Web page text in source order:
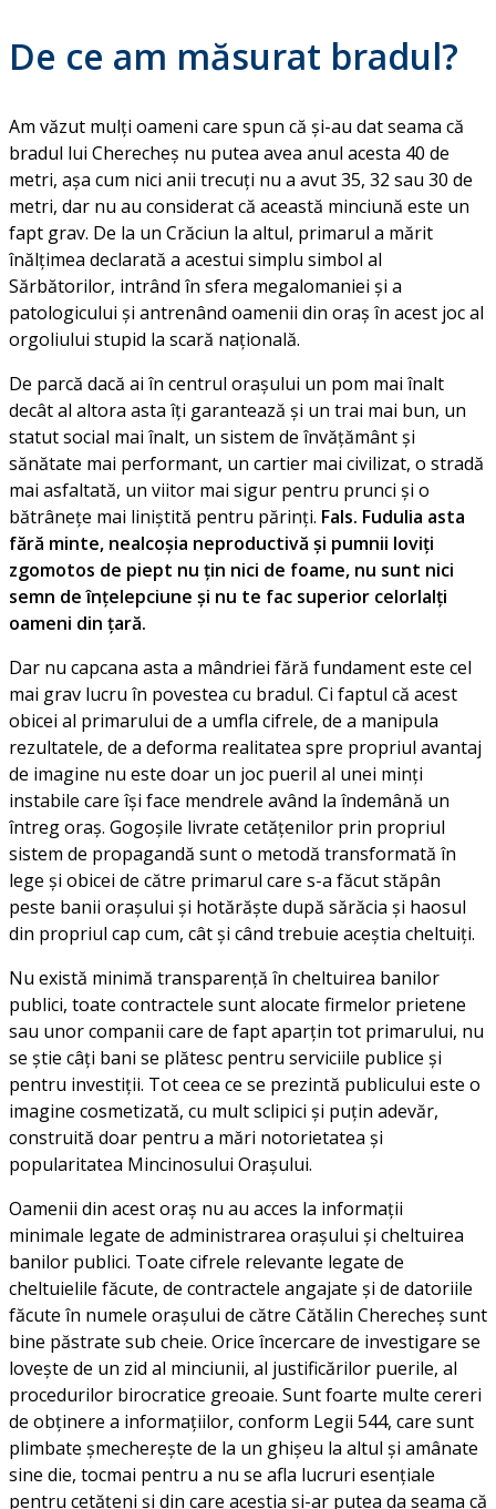
De ce am măsurat bradul?
Am văzut mulți oameni care spun că și-au dat seama că
bradul lui Cherecheș nu putea avea anul acesta 40 de
metri, așa cum nici anii trecuți nu a avut 35, 32 sau 30 de
metri, dar nu au considerat că această minciună este un
fapt grav. De la un Crăciun la altul, primarul a mărit
înălțimea declarată a acestui simplu simbol al
Sărbătorilor, intrând în sfera megalomaniei și a
patologicului și antrenând oamenii din oraș în acest joc al
orgoliului stupid la scară națională.
De parcă dacă ai în centrul orașului un pom mai înalt
decât al altora asta îți garantează și un trai mai bun, un
statut social mai înalt, un sistem de învățământ și
sănătate mai performant, un cartier mai civilizat, o stradă
mai asfaltată, un viitor mai sigur pentru prunci și o
bătrânețe mai liniștită pentru părinți. Fals. Fudulia asta
fără minte, nealcoșia neproductivă și pumnii loviți
zgomotos de piept nu țin nici de foame, nu sunt nici
semn de înțelepciune și nu te fac superior celorlalți
oameni din țară.
Dar nu capcana asta a mândriei fără fundament este cel
mai grav lucru în povestea cu bradul. Ci faptul că acest
obicei al primarului de a umfla cifrele, de a manipula
rezultatele, de a deforma realitatea spre propriul avantaj
de imagine nu este doar un joc pueril al unei minți
instabile care își face mendrele având la îndemână un
întreg oraș. Gogoșile livrate cetățenilor prin propriul
sistem de propagandă sunt o metodă transformată în
lege și obicei de către primarul care s-a făcut stăpân
peste banii orașului și hotărăște după sărăcia și haosul
din propriul cap cum, cât și când trebuie aceștia cheltuiți.
Nu există minimă transparență în cheltuirea banilor
publici, toate contractele sunt alocate firmelor prietene
sau unor companii care de fapt aparțin tot primarului, nu
se știe câți bani se plătesc pentru serviciile publice și
pentru investiții. Tot ceea ce se prezintă publicului este o
imagine cosmetizată, cu mult sclipici și puțin adevăr,
construită doar pentru a mări notorietatea și
popularitatea Mincinosului Orașului.
Oamenii din acest oraș nu au acces la informații
minimale legate de administrarea orașului și cheltuirea
banilor publici. Toate cifrele relevante legate de
cheltuielile făcute, de contractele angajate și de datoriile
făcute în numele orașului de către Cătălin Cherecheș sunt
bine păstrate sub cheie. Orice încercare de investigare se
lovește de un zid al minciunii, al justificărilor puerile, al
procedurilor birocratice greoaie. Sunt foarte multe cereri
de obținere a informațiilor, conform Legii 544, care sunt
plimbate șmecherește de la un ghișeu la altul și amânate
sine die, tocmai pentru a nu se afla lucruri esențiale
pentru cetățeni și din care aceștia și-ar putea da seama că